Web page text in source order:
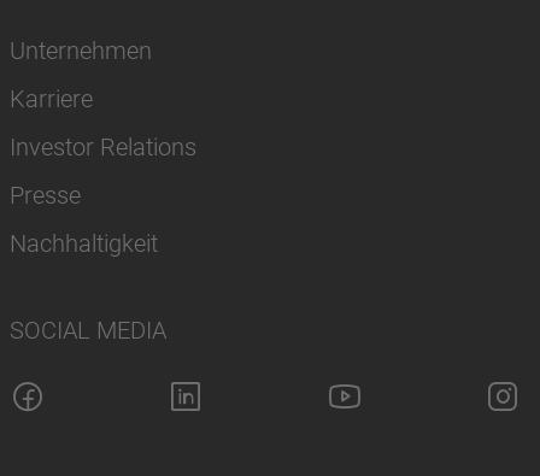
Unternehmen
Karriere
Investor Relations
Presse
Nachhaltigkeit
SOCIAL MEDIA